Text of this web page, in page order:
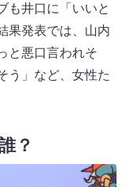
も井口に「いいと
果発表では、山内
と悪口言われそ
う」など、女性た
？